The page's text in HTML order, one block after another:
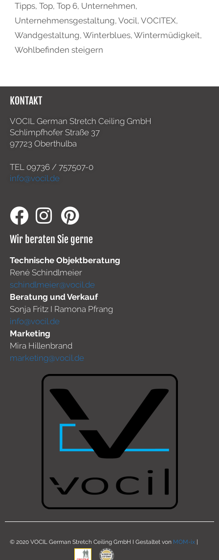
Tipps, Top, Top 6, Unternehmen,
Unternehmensgestaltung, Vocil, VOCITEX,
Wandgestaltung, Winterblues, Wintermüdigkeit,
Wohlbefinden steigern
KONTAKT
VOCIL German Stretch Ceiling GmbH
Schlimpfhofer Straße 37
97723 Oberthulba
TEL 09736 / 757507-0
info@vocil.de
Wir beraten Sie gerne
Technische Objektberatung
René Schindlmeier
schindlmeier@vocil.de
Beratung und Verkauf
Sonja Fritz I Ramona Pfrang
info@vocil.de
Marketing
Mira Hillenbrand
marketing@vocil.de
© 2020 VOCIL German Stretch Ceiling GmbH I Gestaltet von MOM-ix